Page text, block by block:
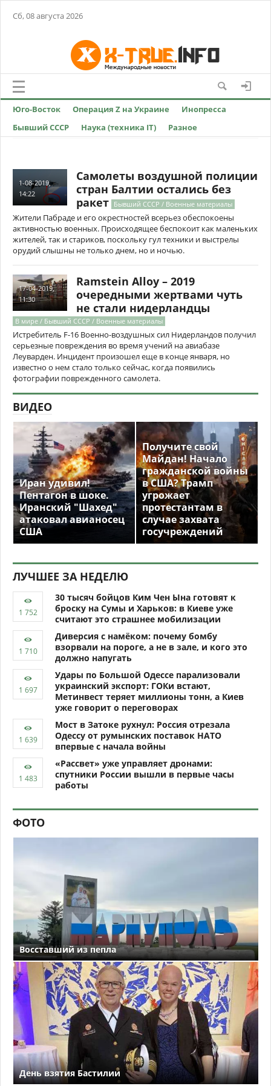
Сб, 08 августа 2026
Юго-Восток Операция Z на Украине
Инопресса
Бывший СССР
Наука (техника IT) Разное
1-08-2019,
14:22
Самолеты воздушной полиции
стран Балтии остались без
ракет Бывший СССР / Военные материалы
Жители Пабраде и его окрестностей всерьез обеспокоены
активностью военных. Происходящее беспокоит как маленьких
жителей, так и стариков, поскольку гул техники и выстрелы
орудий слышны не только днем, но и ночью.
17-04-2019,
11:30
Ramstein Alloy – 2019
очередными жертвами чуть
не стали нидерландцы
В мире / Бывший СССР / Военные материалы
Истребитель F-16 Военно-воздушных сил Нидерландов получил
серьезные повреждения во время учений на авиабазе
Леуварден. Инцидент произошел еще в конце января, но
известно о нем стало только сейчас, когда появились
фотографии поврежденного самолета.
ВИДЕО
Иран удивил!
Пентагон в шоке.
Иранский "Шахед"
атаковал авианосец
США
Получите свой
Майдан! Начало
гражданской войны
в США? Трамп
угрожает
протестантам в
случае захвата
госучреждений
ЛУЧШЕЕ ЗА НЕДЕЛЮ
30 тысяч бойцов Ким Чен Ына готовят к
броску на Сумы и Харьков: в Киеве уже
считают это страшнее мобилизации
Диверсия с намёком: почему бомбу
взорвали на пороге, а не в зале, и кого это
должно напугать
Удары по Большой Одессе парализовали
украинский экспорт: ГОКи встают,
Метинвест теряет миллионы тонн, а Киев
уже говорит о переговорах
Мост в Затоке рухнул: Россия отрезала
Одессу от румынских поставок НАТО
впервые с начала войны
«Рассвет» уже управляет дронами:
спутники России вышли в первые часы
работы
ФОТО
Восставший из пепла
День взятия Бастилии